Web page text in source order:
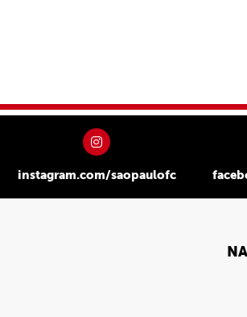
instagram.com/saopaulofc